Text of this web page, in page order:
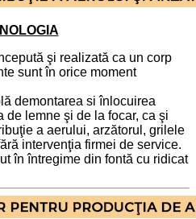
şi realizată ca un corp
sunt în orice moment
demontarea si înlocuirea
de lemne şi de la focar, ca şi
a aerului, arzătorul, grilele
intervenţia firmei de service.
în întregime din fontă cu ridicat